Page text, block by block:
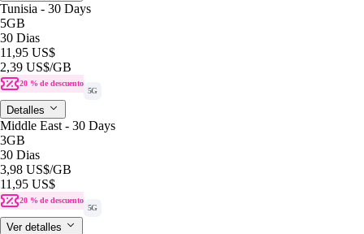
Tunisia - 30 Days
5GB
30 Dias
11,95 US$
2,39 US$/GB
20 % de descuento
5G
Detalles
Middle East - 30 Days
3GB
30 Dias
3,98 US$/GB
11,95 US$
20 % de descuento
5G
Ver detalles